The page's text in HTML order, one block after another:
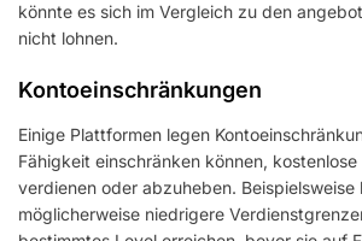
könnte es sich im Vergleich zu den
nicht lohnen.
Kontoeinschränkungen
Einige Plattformen legen
Fähigkeit einschränken können,
verdienen oder abzuheben. Beispielsweise
möglicherweise niedrigere